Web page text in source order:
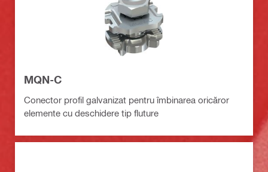
MQN-C
Conector profil galvanizat pentru îmbinarea oricăror
elemente cu deschidere tip fluture